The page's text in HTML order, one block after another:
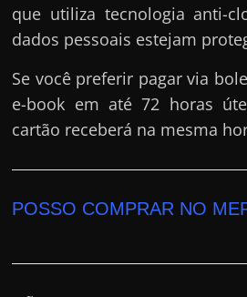
que utiliza tecnologia anti-
dados pessoais estejam
Se você preferir pagar via
e-book em até 72 horas
cartão receberá na mesma
POSSO COMPRAR NO